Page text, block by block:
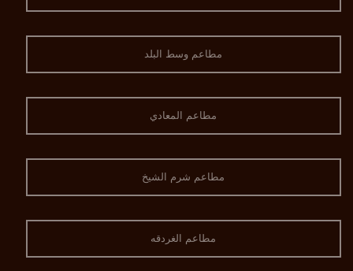
مطاعم وسط البلد
مطاعم المعادي
مطاعم شرم الشيخ
مطاعم الغردقه